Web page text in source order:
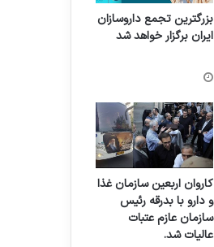
بزرگترین تجمع داروسازان
ایران برگزار خواهد شد
کاروان اربعین سازمان غذا
و دارو با بدرقه رئیس
سازمان عازم عتبات
عالیات شد.